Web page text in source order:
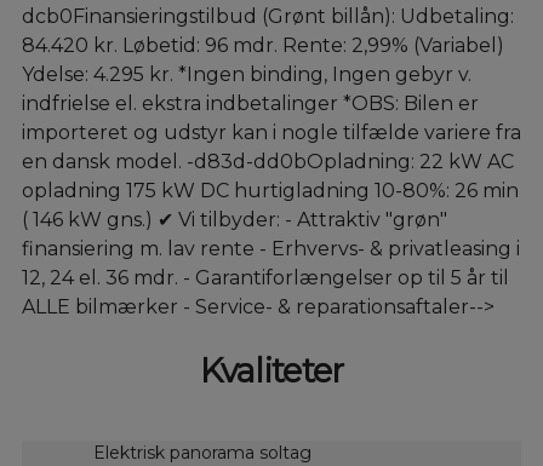
dcb0Finansieringstilbud (Grønt billån): Udbetaling:
84.420 kr. Løbetid: 96 mdr. Rente: 2,99% (Variabel)
Ydelse: 4.295 kr. *Ingen binding, Ingen gebyr v.
indfrielse el. ekstra indbetalinger *OBS: Bilen er
importeret og udstyr kan i nogle tilfælde variere fra
en dansk model. -d83d-dd0bOpladning: 22 kW AC
opladning 175 kW DC hurtigladning 10-80%: 26 min
( 146 kW gns.) ✔ Vi tilbyder: - Attraktiv "grøn"
finansiering m. lav rente - Erhvervs- & privatleasing i
12, 24 el. 36 mdr. - Garantiforlængelser op til 5 år til
ALLE bilmærker - Service- & reparationsaftaler-->
Kvaliteter
Elektrisk panorama soltag